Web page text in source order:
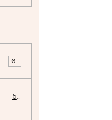
69
57